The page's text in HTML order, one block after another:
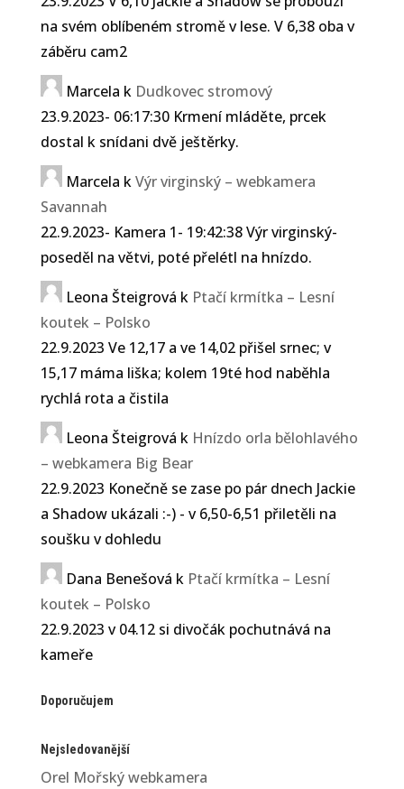
na svém oblíbeném stromě v lese. V 6,38 oba v
záběru cam2
Marcela k Dudkovec stromový
23.9.2023- 06:17:30 Krmení mláděte, prcek
dostal k snídani dvě ještěrky.
Marcela kVýr virginský – webkamera
Savannah
22.9.2023- Kamera 1- 19:42:38 Výr virginský-
poseděl na větvi, poté přelétl na hnízdo.
Leona Šteigrová k Ptačí krmítka – Lesní
koutek – Polsko
22.9.2023 Ve 12,17 a ve 14,02 přišel srnec; v
15,17 máma liška; kolem 19té hod naběhla
rychlá rota a čistila
Leona Šteigrová k Hnízdo orla bělohlavého
– webkamera Big Bear
22.9.2023 Konečně se zase po pár dnech Jackie
a Shadow ukázali :-) - v 6,50-6,51 přiletěli na
soušku v dohledu
Dana Benešová k Ptačí krmítka – Lesní
koutek – Polsko
22.9.2023 v 04.12 si divočák pochutnává na
kameře
Doporučujem
Nejsledovanější
Orel Mořský webkamera